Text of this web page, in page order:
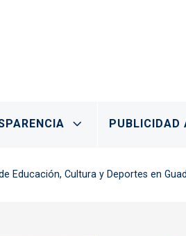
PUBLICIDAD
Educación, Cultura y Deportes en